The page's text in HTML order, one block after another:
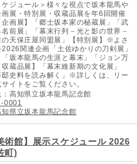
ジュール＞様々な視点で坂本龍馬や
展・特別展・収蔵品展を年6回開催
画展】「郷士坂本家の秘蔵展」「武
前展」「幕末行列－光と影の世界－
の天保庄屋同盟展」【特別展】※よさ
関連企画「土佐ゆかりの刀剣展」
「坂本龍馬の生涯と幕末」「ジョン万
蔵品展】「幕末維新期の文化展」
邸史料を読み解く」※詳しくは、リー
イトをご覧ください。
高知県立坂本龍馬記念館
0001
知県立坂本龍馬記念館
術館】展示スケジュール 2026
町)